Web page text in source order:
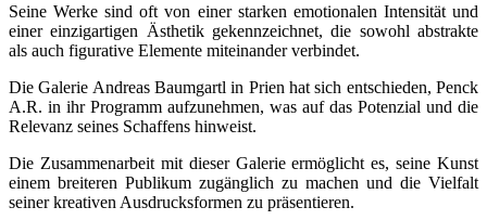
Seine Werke sind oft von einer starken emotionalen Intensität und
einer einzigartigen Ästhetik gekennzeichnet, die sowohl abstrakte
als auch figurative Elemente miteinander verbindet.
Die Galerie Andreas Baumgartl in Prien hat sich entschieden, Penck
A.R. in ihr Programm aufzunehmen, was auf das Potenzial und die
Relevanz seines Schaffens hinweist.
Die Zusammenarbeit mit dieser Galerie ermöglicht es, seine Kunst
einem breiteren Publikum zugänglich zu machen und die Vielfalt
seiner kreativen Ausdrucksformen zu präsentieren.